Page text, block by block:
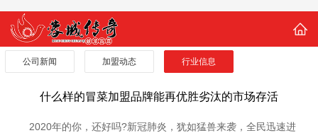
公司新闻 加盟动态 行业信息
什么样的冒菜加盟品牌能再优胜劣汰的市场存活
2020年的你，还好吗?新冠肺炎，犹如猛兽来袭，全民迅速进